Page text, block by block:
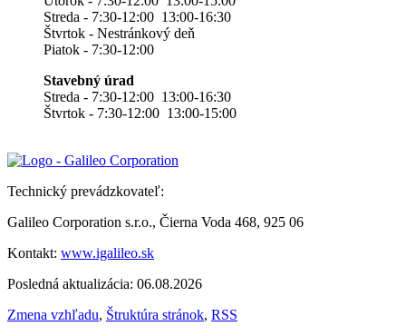
Streda - 7:30-12:00 13:00-16:30
Štvrtok - Nestránkový deň
Piatok - 7:30-12:00
Stavebný úrad
Streda - 7:30-12:00 13:00-16:30
Štvrtok - 7:30-12:00 13:00-15:00
Technický prevádzkovateľ:
Galileo Corporation s.r.o., Čierna Voda 468, 925 06
Kontakt: www.igalileo.sk
Posledná aktualizácia: 06.08.2026
Zmena vzhľadu, Štruktúra stránok, RSS